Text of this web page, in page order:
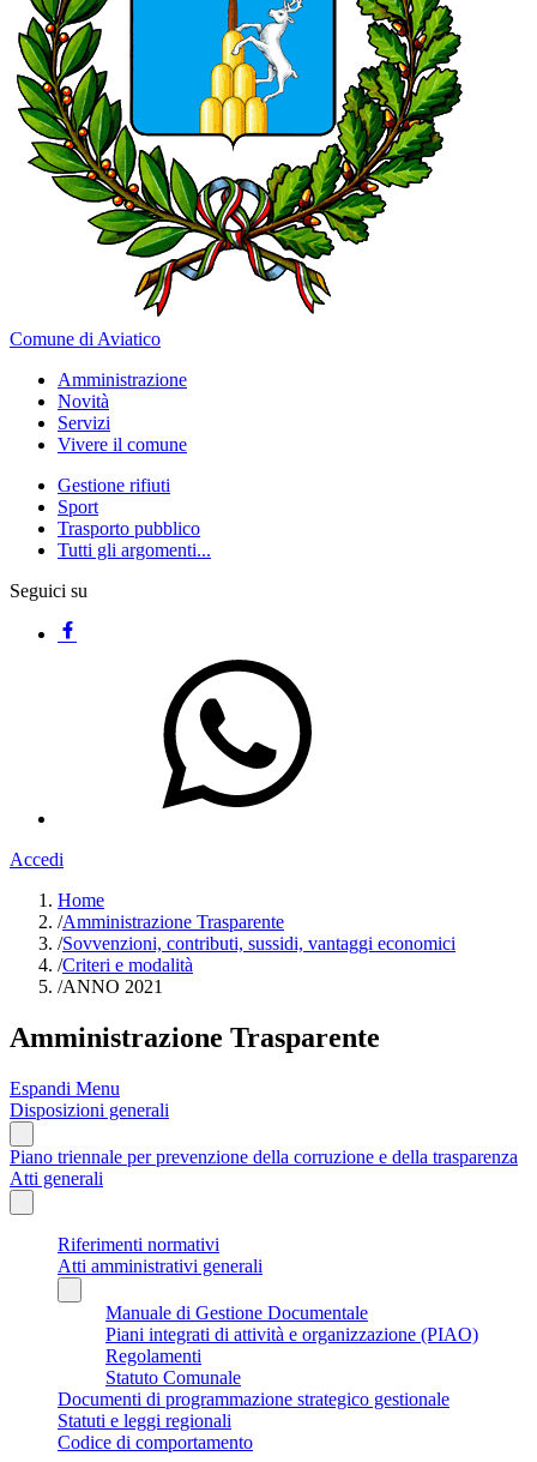
Comune di Aviatico
Amministrazione
Novità
Servizi
Vivere il comune
Gestione rifiuti
Sport
Trasporto pubblico
Tutti gli argomenti...
Seguici su
Accedi
Home
/Amministrazione Trasparente
/Sovvenzioni, contributi, sussidi, vantaggi economici
/Criteri e modalità
/ANNO 2021
Amministrazione Trasparente
Espandi Menu
Disposizioni generali
Piano triennale per prevenzione della corruzione e della trasparenza
Atti generali
Riferimenti normativi
Atti amministrativi generali
Manuale di Gestione Documentale
Piani integrati di attività e organizzazione (PIAO)
Regolamenti
Statuto Comunale
Documenti di programmazione strategico gestionale
Statuti e leggi regionali
Codice di comportamento